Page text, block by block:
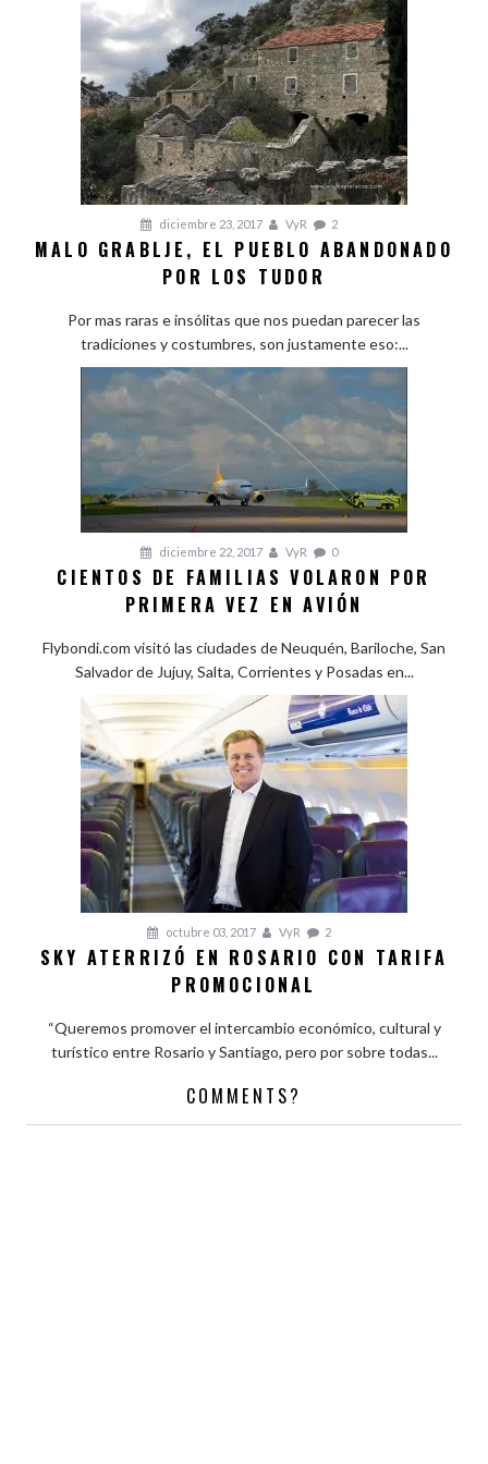
diciembre 23, 2017 VyR 2
MALO GRABLJE, EL PUEBLO ABANDONADO
POR LOS TUDOR
Por mas raras e insólitas que nos puedan parecer las
tradiciones y costumbres, son justamente eso:...
diciembre 22, 2017 VyR 0
CIENTOS DE FAMILIAS VOLARON POR
PRIMERA VEZ EN AVIÓN
Flybondi.com visitó las ciudades de Neuquén, Bariloche, San
Salvador de Jujuy, Salta, Corrientes y Posadas en...
octubre 03, 2017 VyR 2
SKY ATERRIZÓ EN ROSARIO CON TARIFA
PROMOCIONAL
“Queremos promover el intercambio económico, cultural y
turístico entre Rosario y Santiago, pero por sobre todas...
COMMENTS?